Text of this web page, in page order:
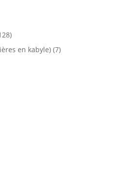
en kabyle)(7)